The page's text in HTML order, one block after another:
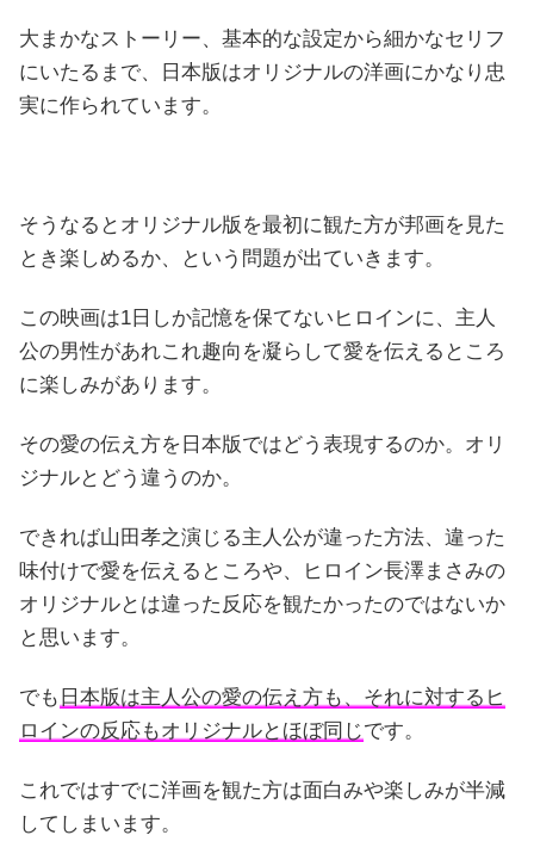
大まかなストーリー、基本的な設定から細かなセリフ
にいたるまで、日本版はオリジナルの洋画にかなり忠
実に作られています。
そうなるとオリジナル版を最初に観た方が邦画を見た
とき楽しめるか、という問題が出ていきます。
この映画は1日しか記憶を保てないヒロインに、主人
公の男性があれこれ趣向を凝らして愛を伝えるところ
に楽しみがあります。
その愛の伝え方を日本版ではどう表現するのか。オリ
ジナルとどう違うのか。
できれば山田孝之演じる主人公が違った方法、違った
味付けで愛を伝えるところや、ヒロイン長澤まさみの
オリジナルとは違った反応を観たかったのではないか
と思います。
でも 日本版は主人公の愛の伝え方も、それに対するヒ
ロインの反応もオリジナルとほぼ同じです。
これではすでに洋画を観た方は面白みや楽しみが半減
してしまいます。